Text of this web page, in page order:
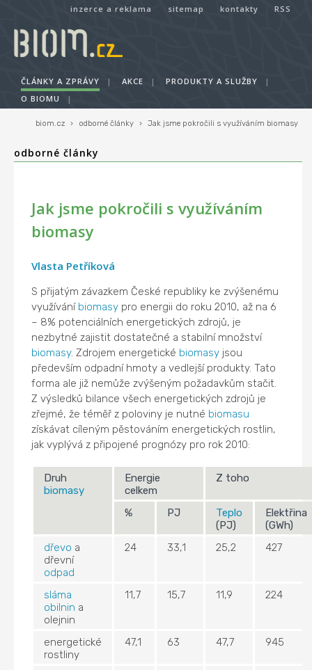
inzerce a reklama sitemap kontakty RSS
ČLÁNKY A ZPRÁVY | AKCE | PRODUKTY A SLUŽBY
|
O BIOMU
|
biom.cz › odborné články › Jak jsme pokročili s využíváním biomasy
odborné články
Jak jsme pokročili s využíváním
biomasy
Vlasta Petříková
S přijatým závazkem České republiky ke zvýšenému
využívání biomasypro energii do roku 2010, až na 6
– 8% potenciálních energetických zdrojů, je
nezbytné zajistit dostatečné a stabilní množství
biomasy. Zdrojem energetické biomasyjsou
především odpadní hmoty a vedlejší produkty. Tato
forma ale již nemůže zvýšeným požadavkům stačit.
Z výsledků bilance všech energetických zdrojů je
zřejmé, že téměř z poloviny je nutné biomasu
získávat cíleným pěstováním energetických rostlin,
jak vyplývá z připojené prognózy pro rok 2010:
Druh
biomasy
Energie
celkem
Z toho
% PJ
Teplo
(PJ)
Elektřina
(GWh)
dřevo a
dřevní
odpad
24 33,1 25,2 427
sláma
obilnin a
olejnin
11,7 15,7 11,9 224
energetické
rostliny
47,1 63 47,7 945